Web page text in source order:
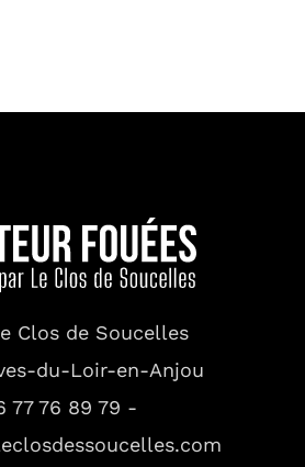
Clos de Soucelles
du-Loir-en-Anjou
77 76 89 79 -